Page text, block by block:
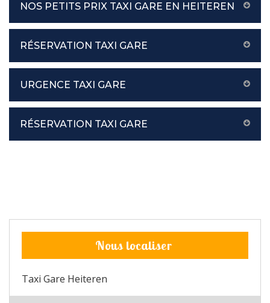
NOS PETITS PRIX TAXI GARE EN HEITEREN
RÉSERVATION TAXI GARE
URGENCE TAXI GARE
RÉSERVATION TAXI GARE
Nous localiser
Taxi Gare Heiteren